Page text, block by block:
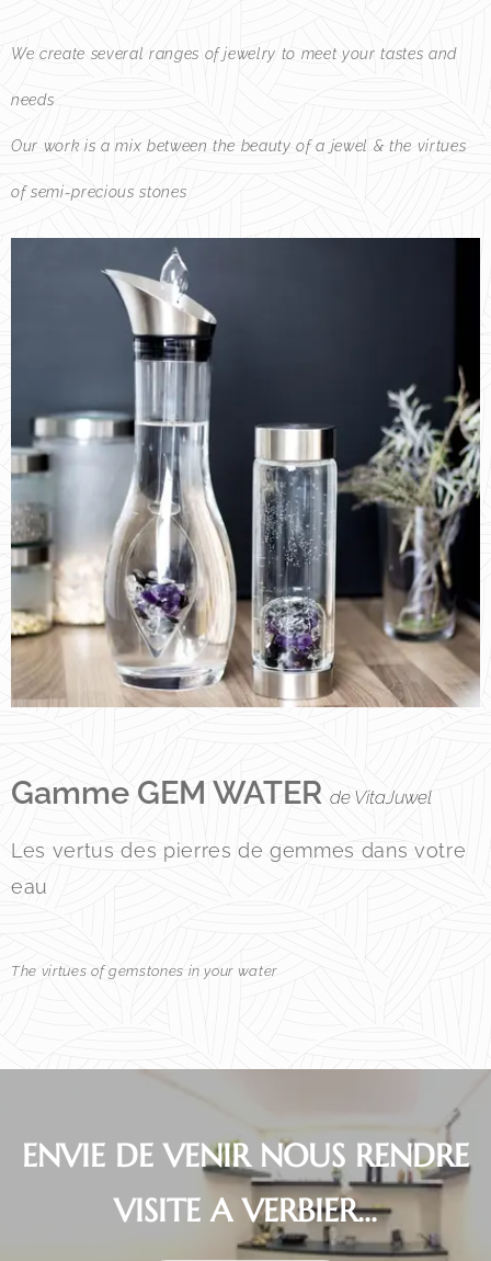
We create several ranges of jewelry to meet your tastes and
needs
Our work is a mix between the beauty of a jewel & the virtues
of semi-precious stones
Gamme GEM WATER de VitaJuwel
Les vertus des pierres de gemmes dans votre
eau
The virtues of gemstones in your water
ENVIE DE VENIR NOUS RENDRE
VISITE A VERBIER...